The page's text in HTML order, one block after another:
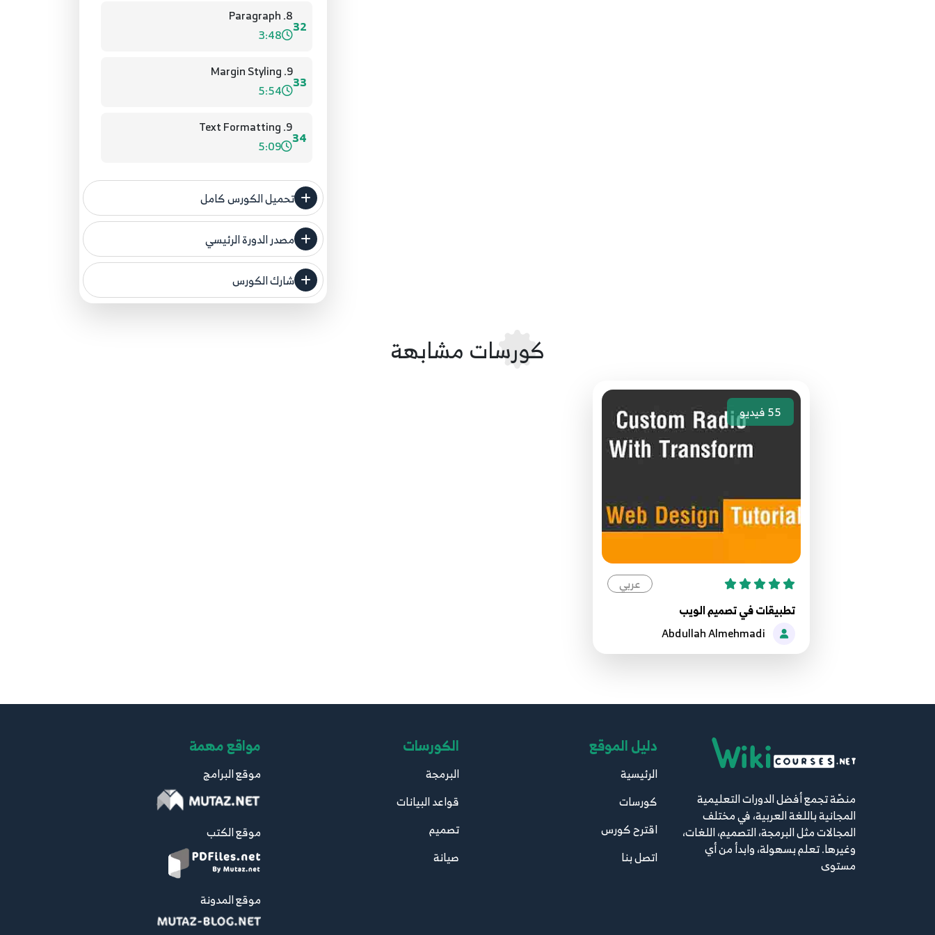
32
8. Paragraph
3:48
33
9. Margin Styling
5:54
34
9. Text Formatting
5:09
تحميل الكورس كامل
مصدر الدورة الرئيسي
فنحن لا ندعي ملكية أي دورة ولهذا نضع المصدر
مصدر الدورة الرئيسي
شارك الكورس
كورسات مشابهة
55فيديو
عربي
تطبيقات في تصميم الويب
منصّة تجمع أفضل الدورات التعليمية
المجانية باللغة العربية، في مختلف
المجالات مثل البرمجة، التصميم، اللغات،
وغيرها. تعلم بسهولة، وابدأ من أي
مستوى
دليل الموقع
الرئيسية
كورسات
اقترح كورس
اتصل بنا
الكورسات
البرمجة
قواعد البيانات
تصميم
صيانة
مواقع مهمة
موقع البرامج
موقع الكتب
موقع المدونة